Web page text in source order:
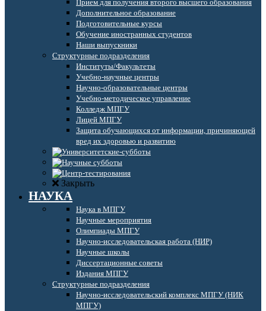
Прием для получения второго высшего образования
Дополнительное образование
Подготовительные курсы
Обучение иностранных студентов
Наши выпускники
Структурные подразделения
Институты/Факультеты
Учебно-научные центры
Научно-образовательные центры
Учебно-методическое управление
Колледж МПГУ
Лицей МПГУ
Защита обучающихся от информации, причиняющей
вред их здоровью и развитию
Закрыть
НАУКА
Наука в МПГУ
Научные мероприятия
Олимпиады МПГУ
Научно-исследовательская работа (НИР)
Научные школы
Диссертационные советы
Издания МПГУ
Структурные подразделения
Научно-исследовательский комплекс МПГУ (НИК
МПГУ)